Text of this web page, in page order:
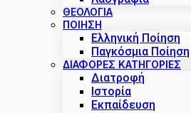
ΘΕΟΛΟΓΙΑ
ΠΟΙΗΣΗ
Ελληνική Ποίηση
Παγκόσμια Ποίηση
ΔΙΑΦΟΡΕΣ ΚΑΤΗΓΟΡΙΕΣ
Διατροφή
Ιστορία
Εκπαίδευση